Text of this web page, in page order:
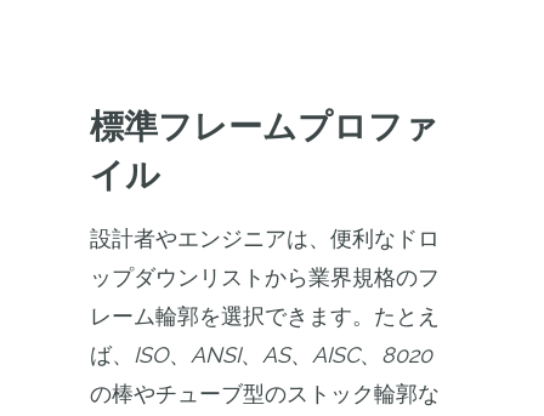
標準フレームプロファ
イル
設計者やエンジニアは、便利なドロ
ップダウンリストから業界規格のフ
レーム輪郭を選択できます。たとえ
ば、 ISO、 ANSI、 AS、 AISC、
8020
の棒やチューブ型のストック輪郭な